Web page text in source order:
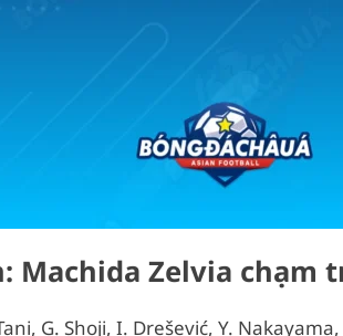
Machida Zelvia chạm
G. Shoji, I. Drešević, Y.